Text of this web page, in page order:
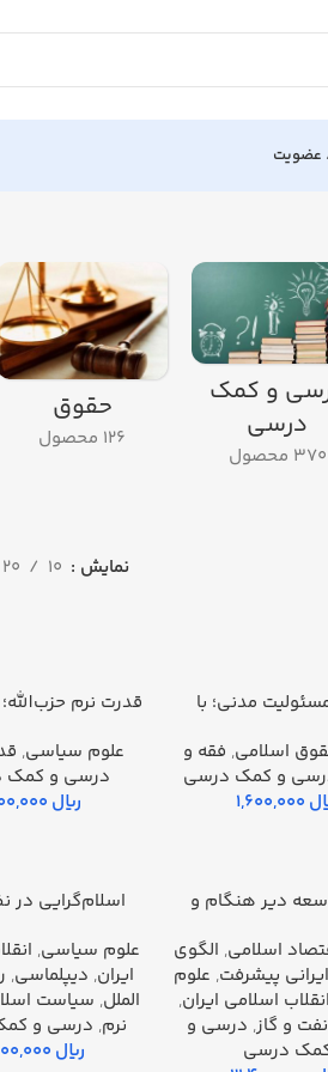
عضویت
و كمك
درسي
370 محصول
حقوق
126 محصول
نمایش 10
20
خرید مدنی؛ با
و حقوق فرانسه
اسلامی, فقه و
و كمك درسي
افزودن به سبد خرید
قدرت نرم
روزه
علوم سياسي,
درسي و كمك
ریال
خرید
دیر هنگام و
اسلامی, الگوی
پیشرفت, علوم
انقلاب اسلامی ایران,
نفت و گاز, درسي و
درسي
افزودن به سبد خرید
اسلام‌گرایی در
علوم سياسي,
ایران, دیپلماسی,
الملل, سیاست
نرم, درسي و
ریال